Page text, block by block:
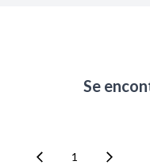
Se
1